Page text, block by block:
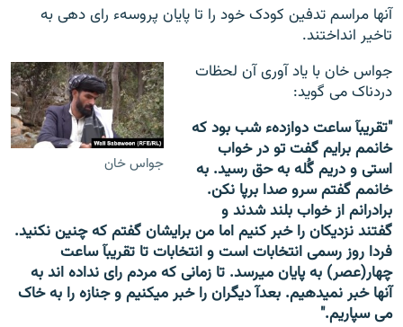
آنها مراسم تدفین کودک خود را تا پایان پروسهء رای دهی به
تاخیر انداختند.
جواس خان
جواس خان با یاد آوری آن لحظات
دردناک می گوید:
"تقریبآ ساعت دوازدهء شب بود که
خانمم برایم گفت تو در خواب
استی و دریم گُله به حق رسید. به
خانمم گفتم سرو صدا برپا نکن.
برادرانم از خواب بلند شدند و
گفتند نزدیکان را خبر کنیم اما من برایشان گفتم که چنین نکنید.
فردا روز رسمی انتخابات است و انتخابات تا تقریبآ ساعت
چهار(عصر) به پایان میرسد. تا زمانی که مردم رای نداده اند به
آنها خبر نمیدهیم. بعدآ دیگران را خبر میکنیم و جنازه را به خاک
می سپاریم."